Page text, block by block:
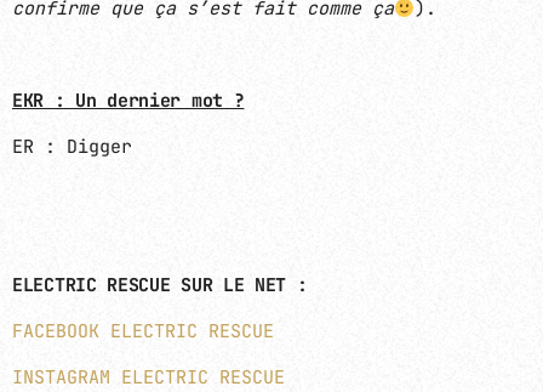
confirme que ça s’est fait comme ça
).
EKR : Un dernier mot ?
ER : Digger
ELECTRIC RESCUE SUR LE NET :
FACEBOOK ELECTRIC RESCUE
INSTAGRAM ELECTRIC RESCUE